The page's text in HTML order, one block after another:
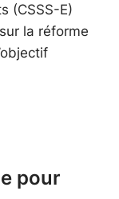
(CSSS-E)
la réforme
pour